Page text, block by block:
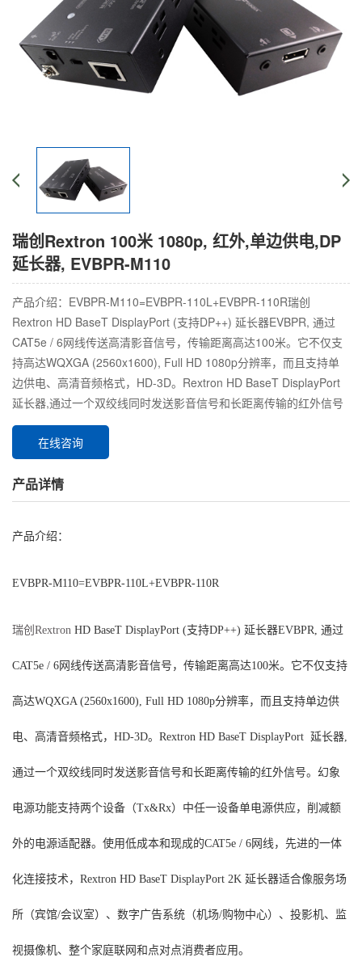
瑞创Rextron 100米 1080p, 红外,单边供电,DP
延长器, EVBPR-M110
产品介绍：EVBPR-M110=EVBPR-110L+EVBPR-110R瑞创
Rextron HD BaseT DisplayPort (支持DP++) 延长器EVBPR, 通过
CAT5e / 6网线传送高清影音信号，传输距离高达100米。它不仅支
持高达WQXGA (2560x1600), Full HD 1080p分辨率，而且支持单
边供电、高清音频格式，HD-3D。Rextron HD BaseT DisplayPort
延长器,通过一个双绞线同时发送影音信号和长距离传输的红外信号
在线咨询
产品详情
产品介绍：
EVBPR-M110=EVBPR-110L+EVBPR-110R
瑞创Rextron HD BaseT DisplayPort (支持DP++) 延长器EVBPR, 通过
CAT5e / 6网线传送高清影音信号，传输距离高达100米。它不仅支持
高达WQXGA (2560x1600), Full HD 1080p分辨率，而且支持单边供
电、高清音频格式，HD-3D。Rextron HD BaseT DisplayPort 延长器,
通过一个双绞线同时发送影音信号和长距离传输的红外信号。幻象
电源功能支持两个设备（Tx&Rx）中任一设备单电源供应，削减额
外的电源适配器。使用低成本和现成的CAT5e / 6网线，先进的一体
化连接技术，Rextron HD BaseT DisplayPort 2K 延长器适合像服务场
所（宾馆/会议室）、数字广告系统（机场/购物中心）、投影机、监
视摄像机、整个家庭联网和点对点消费者应用。